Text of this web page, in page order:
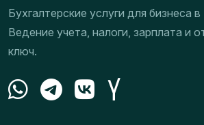
Бухгалтерские услуги для бизнеса
Ведение учета, налоги, зарплата и
ключ.